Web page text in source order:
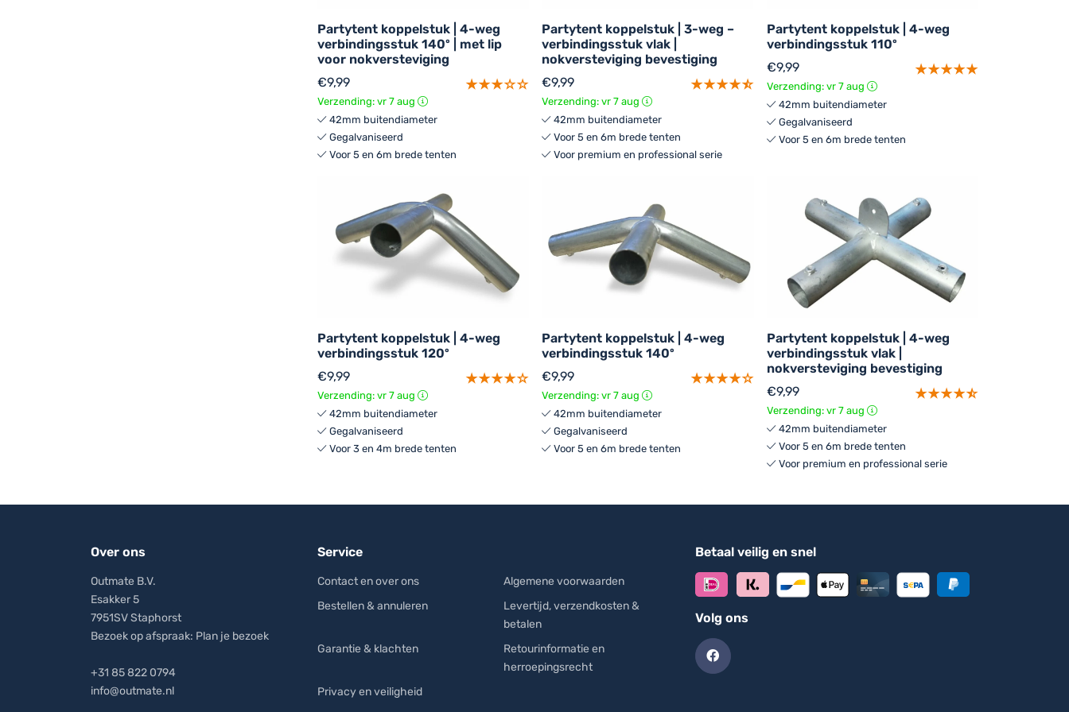
Partytent koppelstuk | 4-weg
verbindingsstuk 140º | met lip
voor nokversteviging
€9,99
Verzending: vr 7 aug
42mm buitendiameter
Gegalvaniseerd
Voor 5 en 6m brede tenten
Partytent koppelstuk | 3-weg –
verbindingsstuk vlak |
nokversteviging bevestiging
€9,99
Verzending: vr 7 aug
42mm buitendiameter
Voor 5 en 6m brede tenten
Voor premium en professional serie
Partytent koppelstuk | 4-weg
verbindingsstuk 110º
€9,99
Verzending: vr 7 aug
42mm buitendiameter
Gegalvaniseerd
Voor 5 en 6m brede tenten
Partytent koppelstuk | 4-weg
verbindingsstuk 120º
€9,99
Verzending: vr 7 aug
42mm buitendiameter
Gegalvaniseerd
Voor 3 en 4m brede tenten
Partytent koppelstuk | 4-weg
verbindingsstuk 140º
€9,99
Verzending: vr 7 aug
42mm buitendiameter
Gegalvaniseerd
Voor 5 en 6m brede tenten
Partytent koppelstuk | 4-weg
verbindingsstuk vlak |
nokversteviging bevestiging
€9,99
Verzending: vr 7 aug
42mm buitendiameter
Voor 5 en 6m brede tenten
Voor premium en professional serie
Over ons
Outmate B.V.
Esakker 5
7951SV Staphorst
Bezoek op afspraak: Plan je bezoek
+31 85 822 0794
info@outmate.nl
Service
Contact en over ons
Algemene voorwaarden
Bestellen & annuleren
Levertijd, verzendkosten &
betalen
Garantie & klachten
Retourinformatie en
herroepingsrecht
Privacy en veiligheid
Betaal veilig en snel
Volg ons